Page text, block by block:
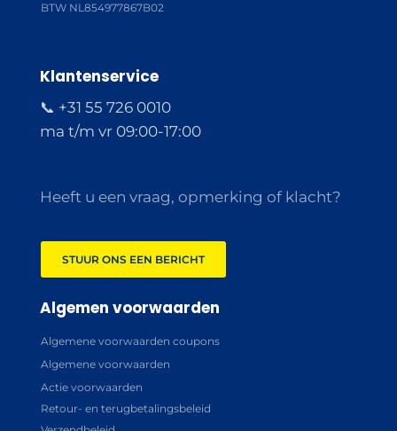
BTW NL854977867B02
Klantenservice
📞 +31 55 726 0010
ma t/m vr 09:00-17:00
Heeft u een vraag, opmerking of klacht?
STUUR ONS EEN BERICHT
Algemen voorwaarden
Algemene voorwaarden coupons
Algemene voorwaarden
Actie voorwaarden
Retour- en terugbetalingsbeleid